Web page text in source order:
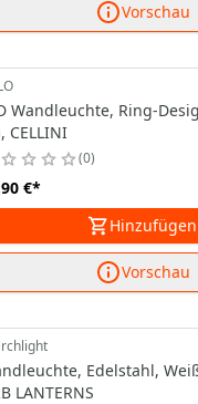
Vorschau
Wandleuchte, Ring-
CELLINI
0
€*
Hinzufügen
Vorschau
Edelstahl,
LANTERNS